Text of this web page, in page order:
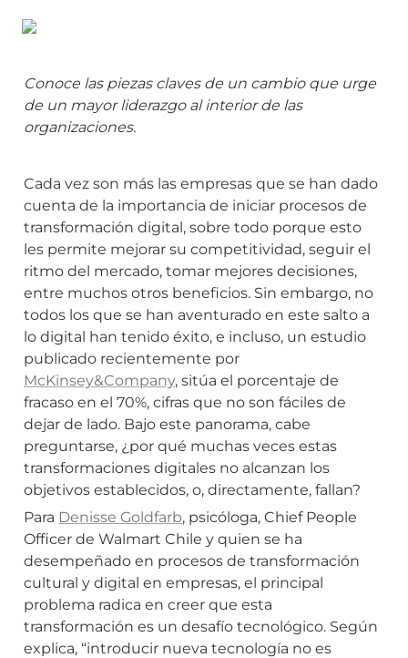
Conoce las piezas claves de un cambio que urge
de un mayor liderazgo al interior de las
organizaciones.
Cada vez son más las empresas que se han dado
cuenta de la importancia de iniciar procesos de
transformación digital, sobre todo porque esto
les permite mejorar su competitividad, seguir el
ritmo del mercado, tomar mejores decisiones,
entre muchos otros beneficios. Sin embargo, no
todos los que se han aventurado en este salto a
lo digital han tenido éxito, e incluso, un estudio
McKinsey&Company, sitúa el porcentaje de
fracaso en el 70%, cifras que no son fáciles de
dejar de lado. Bajo este panorama, cabe
preguntarse, ¿por qué muchas veces estas
transformaciones digitales no alcanzan los
objetivos establecidos, o, directamente, fallan?
Para Denisse Goldfarb, psicóloga, Chief People
Officer de Walmart Chile y quien se ha
desempeñado en procesos de transformación
cultural y digital en empresas, el principal
problema radica en creer que esta
transformación es un desafío tecnológico. Según
explica, “introducir nueva tecnología no es